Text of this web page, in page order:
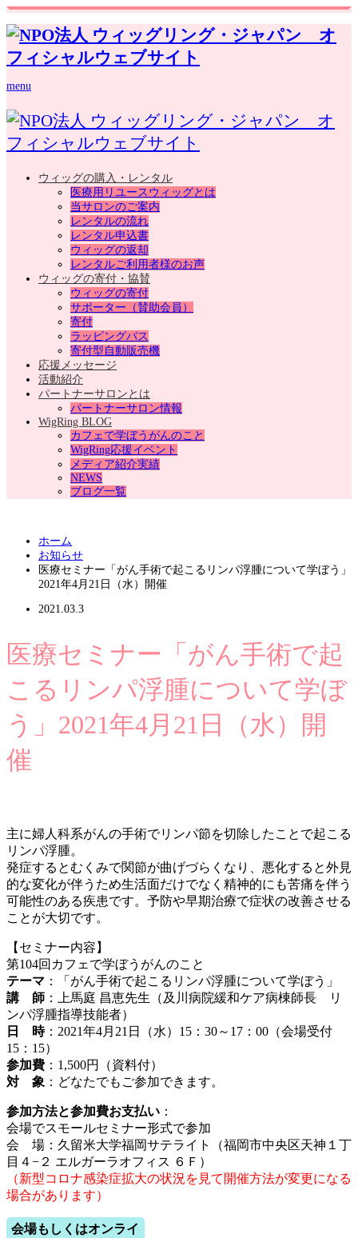
menu
ウィッグの購入・レンタル
医療用リユースウィッグとは
当サロンのご案内
レンタルの流れ
レンタル申込書
ウィッグの返却
レンタルご利用者様のお声
ウィッグの寄付・協賛
ウィッグの寄付
サポーター（賛助会員）
寄付
ラッピングバス
寄付型自動販売機
応援メッセージ
活動紹介
パートナーサロンとは
パートナーサロン情報
WigRing BLOG
カフェで学ぼうがんのこと
WigRing応援イベント
メディア紹介実績
NEWS
ブログ一覧
ホーム
お知らせ
医療セミナー「がん手術で起こるリンパ浮腫について学ぼう」
2021年4月21日（水）開催
2021.03.3
医療セミナー「がん手術で起
こるリンパ浮腫について学ぼ
う」2021年4月21日（水）開
催
主に婦人科系がんの手術でリンパ節を切除したことで起こる
リンパ浮腫。
発症するとむくみで関節が曲げづらくなり、悪化すると外見
的な変化が伴うため生活面だけでなく精神的にも苦痛を伴う
可能性のある疾患です。予防や早期治療で症状の改善させる
ことが大切です。
【セミナー内容】
第104回カフェで学ぼうがんのこと
テーマ ：「がん手術で起こるリンパ浮腫について学ぼう」
講 師 ：上馬庭 昌恵先生（及川病院緩和ケア病棟師長 リ
ンパ浮腫指導技能者）
日 時：2021年4月21日（水）15：30～17：00（会場受付
15：15）
参加費 ：1,500円（資料付）
対 象 ：どなたでもご参加できます。
参加方法と参加費お支払い ：
会場でスモールセミナー形式で参加
会 場：久留米大学福岡サテライト（福岡市中央区天神１丁
目４−２ エルガーラオフィス ６Ｆ）
（新型コロナ感染症拡大の状況を見て開催方法が変更になる
場合があります）
会場もしくはオンライ